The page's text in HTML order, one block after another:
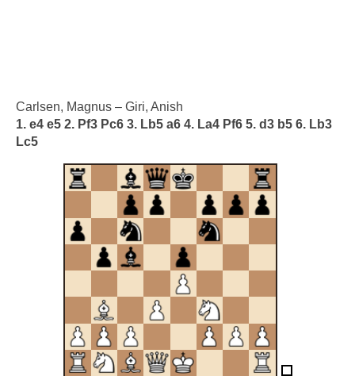
Carlsen, Magnus – Giri, Anish
1. e4 e5 2. Pf3 Pc6 3. Lb5 a6 4. La4 Pf6 5. d3 b5 6. Lb3
Lc5